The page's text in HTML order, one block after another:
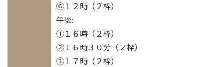
⑥１２時（２枠）
午後:
①１６時（２枠）
②１６時３０分（２枠）
③１７時（２枠）